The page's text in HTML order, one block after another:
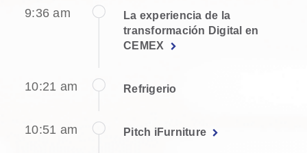
9:36 am
La experiencia de la
transformación Digital en
CEMEX
10:21 am Refrigerio
10:51 am Pitch iFurniture